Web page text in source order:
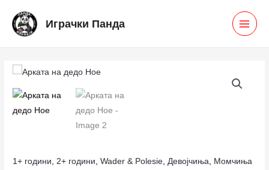
content
Играчки Панда
1+ години 2+ години ,Wader & Polesie Девојчиња Момчиња
Арката
на
дедо
Ное